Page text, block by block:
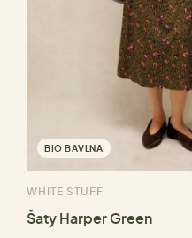
BIO BAVLNA
WHITE STUFF
Šaty Harper Green